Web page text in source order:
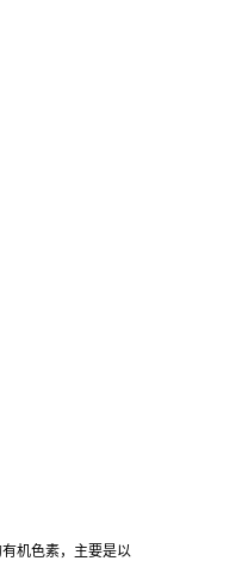
机色素，主要是以